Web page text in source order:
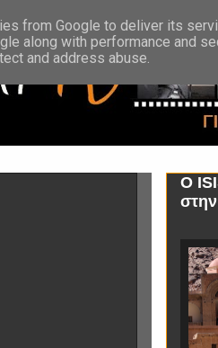
Ο
from Google to deliver its
along with performance and
and address abuse.